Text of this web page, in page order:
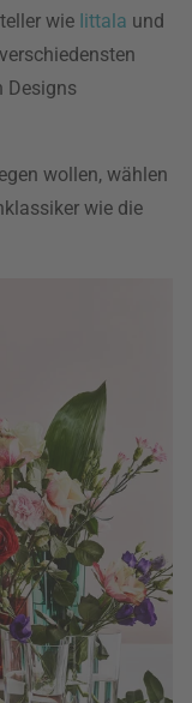
wie Iittala und
Designs
wollen, wählen
wie die